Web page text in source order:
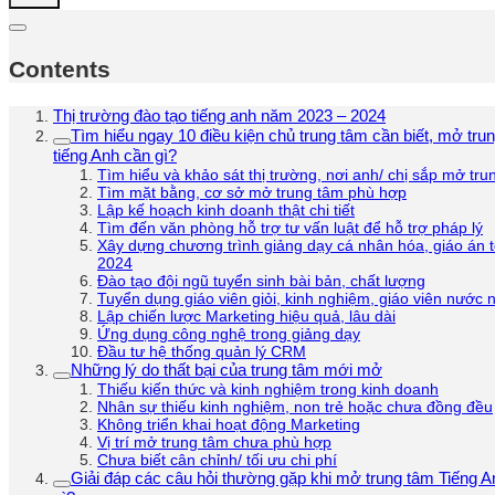
Contents
Thị trường đào tạo tiếng anh năm 2023 – 2024
Tìm hiểu ngay 10 điều kiện chủ trung tâm cần biết, mở
tiếng Anh cần gì?
Tìm hiểu và khảo sát thị trường, nơi anh/ chị sắp mở
Tìm mặt bằng, cơ sở mở trung tâm phù hợp
Lập kế hoạch kinh doanh thật chi tiết
Tìm đến văn phòng hỗ trợ tư vấn luật để hỗ trợ pháp lý
Xây dựng chương trình giảng dạy cá nhân hóa, giáo án
2024
Đào tạo đội ngũ tuyển sinh bài bản, chất lượng
Tuyển dụng giáo viên giỏi, kinh nghiệm, giáo viên nước
Lập chiến lược Marketing hiệu quả, lâu dài
Ứng dụng công nghệ trong giảng dạy
Đầu tư hệ thống quản lý CRM
Những lý do thất bại của trung tâm mới mở
Thiếu kiến thức và kinh nghiệm trong kinh doanh
Nhân sự thiếu kinh nghiệm, non trẻ hoặc chưa đồng đều
Không triển khai hoạt động Marketing
Vị trí mở trung tâm chưa phù hợp
Chưa biết cân chỉnh/ tối ưu chi phí
Giải đáp các câu hỏi thường gặp khi mở trung tâm Tiếng